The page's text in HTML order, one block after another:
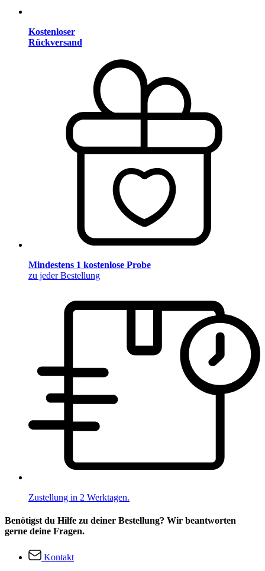
Kostenloser
Rückversand
Mindestens 1 kostenlose Probe
zu jeder Bestellung
Zustellung in 2 Werktagen.
Benötigst du Hilfe zu deiner Bestellung? Wir beantworten
gerne deine Fragen.
Kontakt